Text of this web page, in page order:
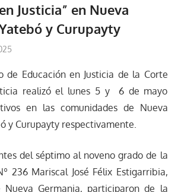
Justicia” en Nueva
y Curupayty
de Educación en Justicia de la Corte
realizó el lunes 5 y 6 de mayo
en las comunidades de Nueva
y Curupayty respectivamente.
del séptimo al noveno grado de la
236 Mariscal José Félix Estigarribia,
Germania, participaron de la